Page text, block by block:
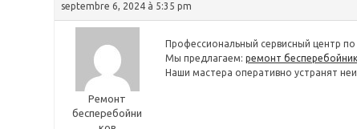
septembre 6, 2024 à 5:35 pm
Ремонт
бесперебойни
Профессиональный сервисный центр
Мы предлагаем:ремонт
Наши мастера оперативно устранят